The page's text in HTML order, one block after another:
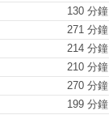
130 分鐘
271 分鐘
214 分鐘
210 分鐘
270 分鐘
199 分鐘